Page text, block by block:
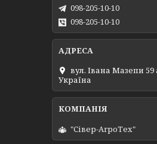
098-205-10-10
098-205-10-10
вул. Івана Мазепи 59
Україна
"Сівер-АгроТех"